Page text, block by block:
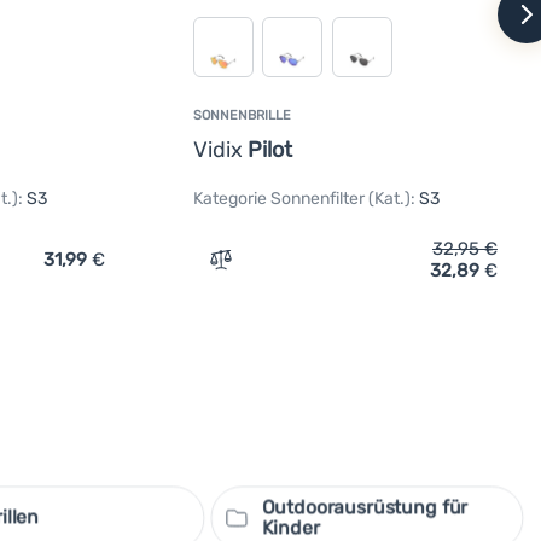
S3
31,99 €
SONNENBRILLE
Vidix Pilot
Kategorie Sonnenfilter (Kat.): S3
Vergleichen
32,95€
32,89 €
Outdoorausrüstung für
Kinder